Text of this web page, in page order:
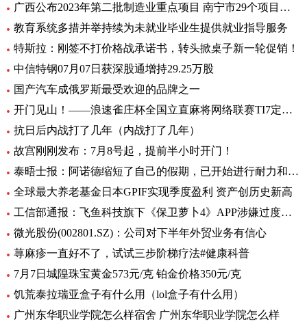
广西公布2023年第二批制造业重点项目 南宁市29个项目入选
教育系统多措并举持续为未就业毕业生提供就业指导服务
特斯拉：刚签不打价格战承诺书，转头掀桌子新一轮促销！
中信特钢07月07日获深股通增持29.25万股
国产汽车成俄罗斯最受欢迎的品牌之一
开门见山！——浪速雀庄杯全国立直麻将网络联赛TI7定级赛第1轮战报
抗日后内战打了几年（内战打了几年）
故宫刚刚发布：7月8号起，提前半小时开门！
泰晤士报：阿诺德缩短了自己的假期，已开始进行耐力和速度训练
全球最大养老基金日本GPIF实现季度盈利 资产创历史新高
工信部通报：飞鱼科技旗下《保卫萝卜4》APP涉嫌过度索取权限问题
微光股份(002801.SZ)：公司对下半年外贸业务有信心
荨麻疹一直好不了，试试三步阶梯疗法#健康科普
7月7日城隍珠宝黄金573元/克 铂金价格350元/克
饥荒泰拉瑞亚盒子有什么用（lol盒子有什么用）
广州东华职业学院怎么样宿舍 广州东华职业学院怎么样